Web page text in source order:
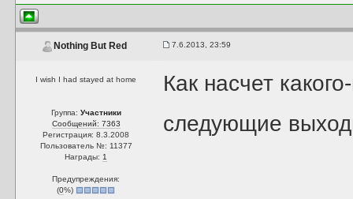
Nothing But Red 7.6.2013, 23:59
I wish I had stayed at home
Группа: Участники
Сообщений: 7363
Регистрация: 8.3.2008
Пользователь №: 11377
Награды: 1
Предупреждения:
(0%)
Как насчет
следующие